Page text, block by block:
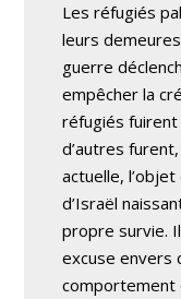
Les réfugiés
leurs
guerre
empêcher la
réfugiés
d’autres
actuelle,
d’Israël
propre survie.
excuse envers
comportement